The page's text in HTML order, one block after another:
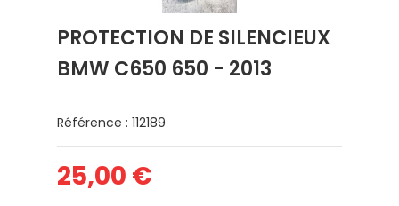
PROTECTION DE SILENCIEUX
BMW C650 650 - 2013
Référence : 112189
25,00 €